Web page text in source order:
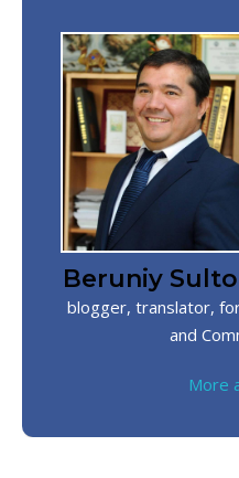
Beruniy
blogger, translator,
and
More